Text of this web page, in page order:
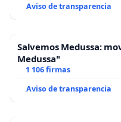
Aviso de transparencia
Salvemos Medussa:
Medussa"
1 106 firmas
Aviso de transparencia